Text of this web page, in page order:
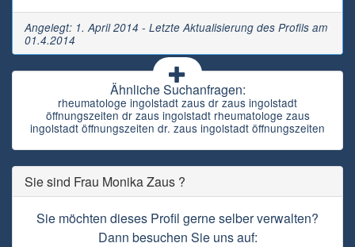
Angelegt: 1. April 2014 - Letzte Aktualisierung des Profils am
01.4.2014
Ähnliche Suchanfragen:
rheumatologe ingolstadt zaus dr zaus ingolstadt
öffnungszeiten dr zaus ingolstadt rheumatologe zaus
ingolstadt öffnungszeiten dr. zaus ingolstadt öffnungszeiten
Sie sind Frau Monika Zaus ?
Sie möchten dieses Profil gerne selber verwalten?
Dann besuchen Sie uns auf: